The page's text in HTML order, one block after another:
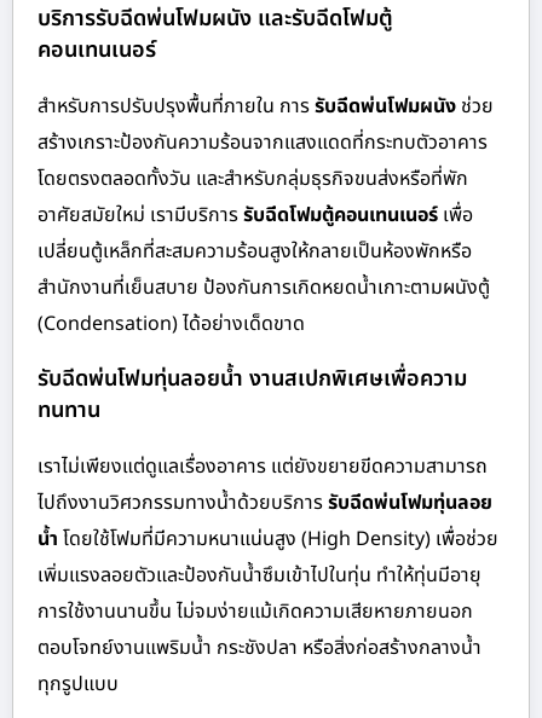
บริการรับฉีดพ่นโฟมผนัง และรับฉีดโฟมตู้
คอนเทนเนอร์
สำหรับการปรับปรุงพื้นที่ภายใน การรับฉีดพ่นโฟมผนัง ช่วย
สร้างเกราะป้องกันความร้อนจากแสงแดดที่กระทบตัวอาคาร
โดยตรงตลอดทั้งวัน และสำหรับกลุ่มธุรกิจขนส่งหรือที่พัก
อาศัยสมัยใหม่ เรามีบริการรับฉีดโฟมตู้คอนเทนเนอร์ เพื่อ
เปลี่ยนตู้เหล็กที่สะสมความร้อนสูงให้กลายเป็นห้องพักหรือ
สำนักงานที่เย็นสบาย ป้องกันการเกิดหยดน้ำเกาะตามผนังตู้
(Condensation) ได้อย่างเด็ดขาด
รับฉีดพ่นโฟมทุ่นลอยน้ำ งานสเปกพิเศษเพื่อความ
ทนทาน
เราไม่เพียงแต่ดูแลเรื่องอาคาร แต่ยังขยายขีดความสามารถ
ไปถึงงานวิศวกรรมทางน้ำด้วยบริการรับฉีดพ่นโฟมทุ่นลอย
น้ำ โดยใช้โฟมที่มีความหนาแน่นสูง (High Density) เพื่อช่วย
เพิ่มแรงลอยตัวและป้องกันน้ำซึมเข้าไปในทุ่น ทำให้ทุ่นมีอายุ
การใช้งานนานขึ้น ไม่จมง่ายแม้เกิดความเสียหายภายนอก
ตอบโจทย์งานแพริมน้ำ กระชังปลา หรือสิ่งก่อสร้างกลางน้ำ
ทุกรูปแบบ